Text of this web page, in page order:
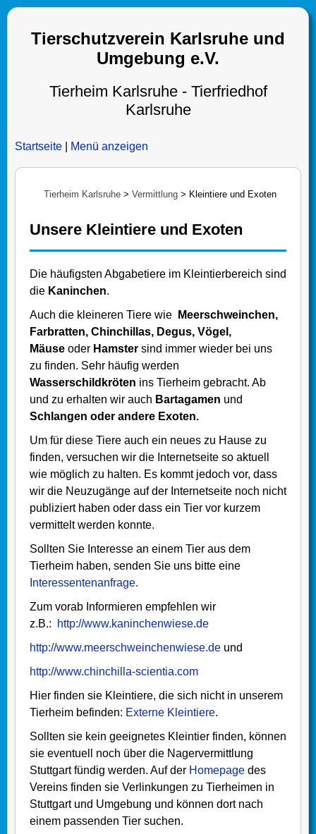
Tierschutzverein Karlsruhe und
Umgebung e.V.
Tierheim Karlsruhe - Tierfriedhof
Karlsruhe
Startseite Menü anzeigen
Tierheim Karlsruhe > Vermittlung > Kleintiere und Exoten
Unsere Kleintiere und Exoten
Die häufigsten Abgabetiere im Kleintierbereich sind
die Kaninchen.
Auch die kleineren Tiere wie
Meerschweinchen,
Farbratten, Chinchillas, Degus, Vögel,
Mäuse oder Hamster sind immer wieder bei uns
zu finden. Sehr häufig werden
Wasserschildkröten ins Tierheim gebracht. Ab
und zu erhalten wir auch Bartagamen und
Schlangen oder andere Exoten.
Um für diese Tiere auch ein neues zu Hause zu
finden, versuchen wir die Internetseite so aktuell
wie möglich zu halten. Es kommt jedoch vor, dass
wir die Neuzugänge auf der Internetseite noch nicht
publiziert haben oder dass ein Tier vor kurzem
vermittelt werden konnte.
Sollten Sie Interesse an einem Tier aus dem
Tierheim haben, senden Sie uns bitte eine
Interessentenanfrage.
Zum vorab Informieren empfehlen wir
z.B.:
http://www.kaninchenwiese.de
http://www.meerschweinchenwiese.de und
http://www.chinchilla-scientia.com
Hier finden sie Kleintiere, die sich nicht in unserem
Tierheim befinden: Externe Kleintiere.
Sollten sie kein geeignetes Kleintier finden, können
sie eventuell noch über die Nagervermittlung
Stuttgart fündig werden. Auf der Homepage des
Vereins finden sie Verlinkungen zu Tierheimen in
Stuttgart und Umgebung und können dort nach
einem passenden Tier suchen.